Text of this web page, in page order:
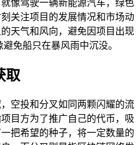
像驾驶一辆新能源汽车，绿色
关注项目的发展情况和市场动
天气和风向，避免因项目出现
免船只在暴风雨中沉没。
取
空投和分叉如同两颗闪耀的流
目方为了推广自己的代币，吸
把希望的种子，将一定数量的